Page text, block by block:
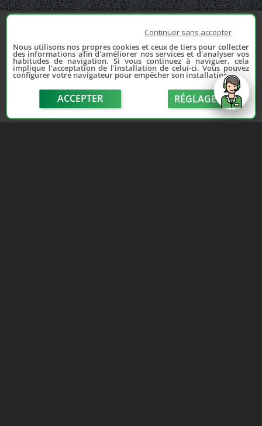
Continuer sans accepter
Nous utilisons nos propres cookies et ceux de tiers pour collecter
des informations afin d'améliorer nos services et d'analyser vos
habitudes de navigation. Si vous continuez à naviguer, cela
implique l'acceptation de l'installation de celui-ci. Vous pouvez
configurer votre navigateur pour empêcher son installation.
ACCEPTER RÉGLAGE